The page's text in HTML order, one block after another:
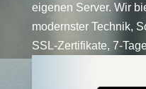
eigenen Server. Wir
modernster Technik,
SSL-Zertifikate, 7-